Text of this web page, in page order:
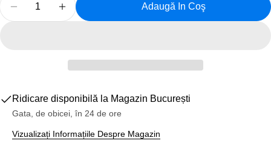
Reduceți Cantitatea Pentru Foaie Angrenaj Bicicleta
Creșteți Cantitatea Pentru Foaie Angrenaj
Adaugă In Coş
Ridicare disponibilă la Magazin București
Gata, de obicei, în 24 de ore
Vizualizați Informațiile Despre Magazin